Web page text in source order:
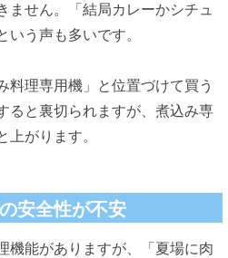
ません。「結局カレーかシチュ
いう声も多いです。
料理専用機」と位置づけて買う
ると裏切られますが、煮込み専
上がります。
安全性が不安
機能がありますが、「夏場に肉